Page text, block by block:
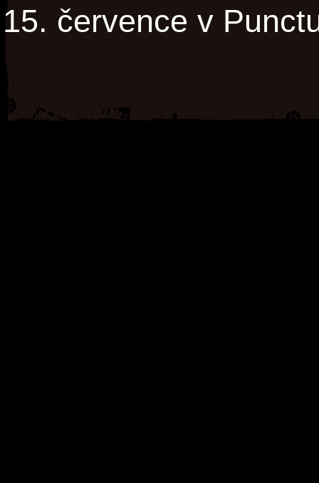
15. července v